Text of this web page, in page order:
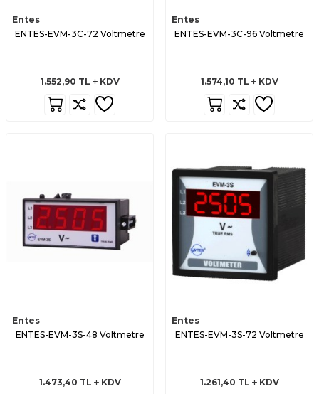
Entes
ENTES-EVM-3C-72 Voltmetre
1.552,90 TL KDV
Entes
ENTES-EVM-3C-96 Voltmetre
1.574,10 TL KDV
Entes
ENTES-EVM-3S-48 Voltmetre
1.473,40 TL KDV
Entes
ENTES-EVM-3S-72 Voltmetre
1.261,40 TL KDV